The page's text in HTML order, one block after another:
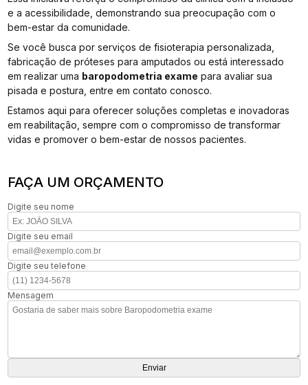
e a acessibilidade, demonstrando sua preocupação com o
bem-estar da comunidade.
Se você busca por serviços de fisioterapia personalizada,
fabricação de próteses para amputados ou está interessado
em realizar uma baropodometria exame​ para avaliar sua
pisada e postura, entre em contato conosco.
Estamos aqui para oferecer soluções completas e inovadoras
em reabilitação, sempre com o compromisso de transformar
vidas e promover o bem-estar de nossos pacientes.
FAÇA UM ORÇAMENTO
Digite seu nome
Digite seu email
Digite seu telefone
Mensagem